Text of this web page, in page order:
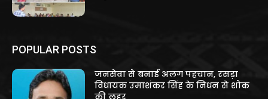
POPULAR POSTS
जनसेवा से बनाई अलग पहचान, रसड़ा
विधायक उमाशंकर सिंह के निधन से शोक